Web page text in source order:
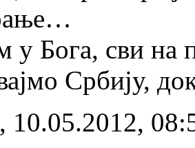
у Бога, сви на
Србију,
, 10.05.2012,